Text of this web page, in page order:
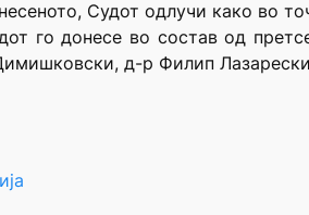
Судот одлучи како во
го донесе во состав од
д-р Филип